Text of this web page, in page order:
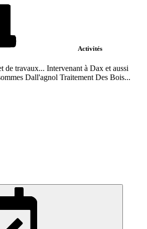
Activités
de travaux... Intervenant à Dax et aussi
Dall'agnol Traitement Des Bois...